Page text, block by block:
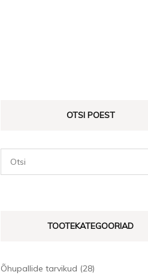
OTSI POEST
TOOTEKATEGOORIAD
Õhupallide tarvikud (28)